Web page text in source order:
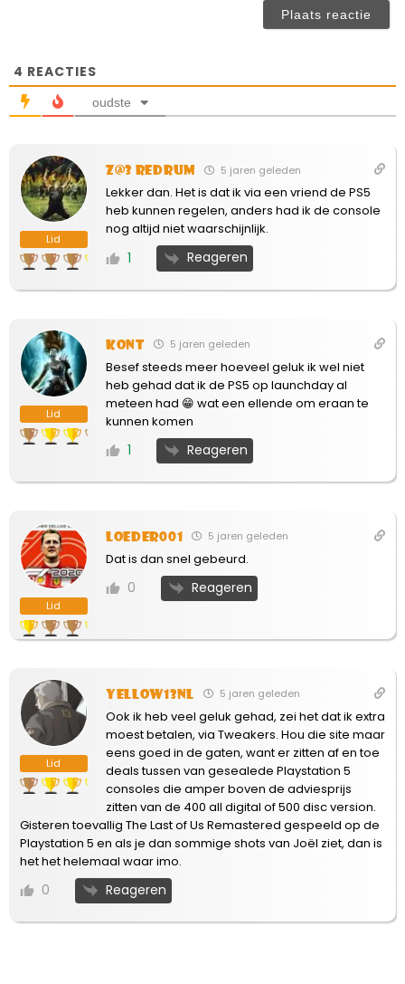
4 REACTIES
oudste
Lid
Z@3 Redrum 5 jaren geleden
Lekker dan. Het is dat ik via een vriend de PS5
heb kunnen regelen, anders had ik de console
nog altijd niet waarschijnlijk.
1 Reageren
Lid
Kont 5 jaren geleden
Besef steeds meer hoeveel geluk ik wel niet
heb gehad dat ik de PS5 op launchday al
meteen had 😁 wat een ellende om eraan te
kunnen komen
1 Reageren
Lid
loeder001 5 jaren geleden
Dat is dan snel gebeurd.
0 Reageren
Lid
Yellow13NL 5 jaren geleden
Ook ik heb veel geluk gehad, zei het dat ik extra
moest betalen, via Tweakers. Hou die site maar
eens goed in de gaten, want er zitten af en toe
deals tussen van gesealede Playstation 5
consoles die amper boven de adviesprijs
zitten van de 400 all digital of 500 disc version.
Gisteren toevallig The Last of Us Remastered gespeeld op de
Playstation 5 en als je dan sommige shots van Joël ziet, dan is
het het helemaal waar imo.
0 Reageren